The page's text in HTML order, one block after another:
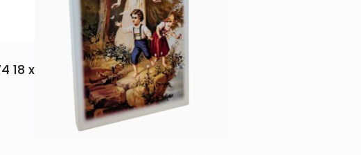
18 x